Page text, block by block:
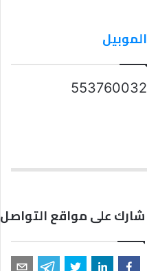
الموبيل
553760032
شارك على مواقع